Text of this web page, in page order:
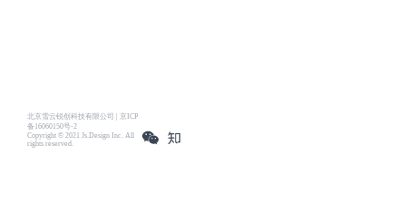
北京雪云锐创科技有限公司 | 京ICP
备16060150号-2
Copyright © 2021 Js.Design Inc. All
rights reserved.